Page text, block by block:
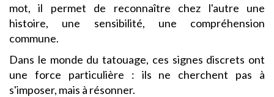
mot, il permet de reconnaître chez l'autre une
histoire, une sensibilité, une compréhension
commune.
Dans le monde du tatouage, ces signes discrets ont
une force particulière : ils ne cherchent pas à
s'imposer, mais à résonner.